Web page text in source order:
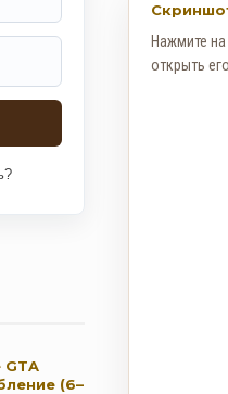
(6–
Нажмите
открыть